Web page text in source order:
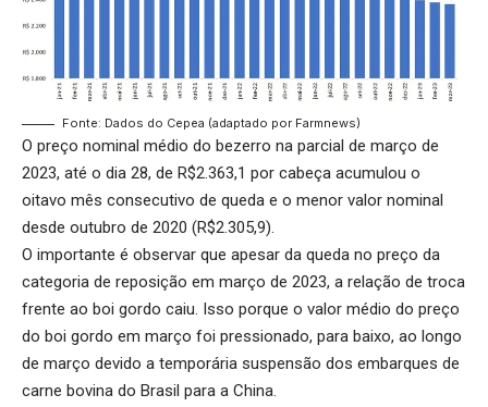
Fonte: Dados do Cepea (adaptado por Farmnews)
O preço nominal médio do bezerro na parcial de março de
2023, até o dia 28, de R$2.363,1 por cabeça acumulou o
oitavo mês consecutivo de queda e o menor valor nominal
desde outubro de 2020 (R$2.305,9).
O importante é observar que apesar da queda no preço da
categoria de reposição em março de 2023, a relação de troca
frente ao boi gordo caiu. Isso porque o valor médio do preço
do boi gordo em março foi pressionado, para baixo, ao longo
de março devido a temporária suspensão dos embarques de
carne bovina do Brasil para a China.